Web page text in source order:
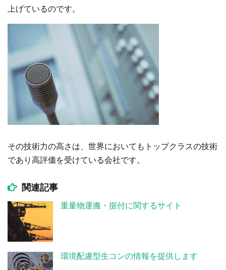
上げているのです。
その技術力の高さは、世界においてもトップクラスの技術
であり高評価を受けている会社です。
関連記事
重量物運搬・据付に関するサイト
環境配慮型生コンの情報を提供します